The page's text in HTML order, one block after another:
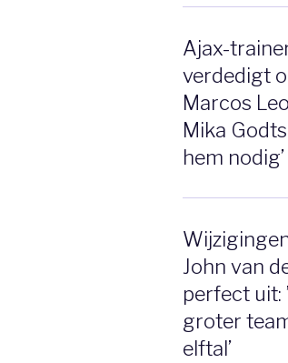
Ajax-
verdedigt
Marcos
Mika
hem nodig’
John van
perfect uit:
groter
elftal’